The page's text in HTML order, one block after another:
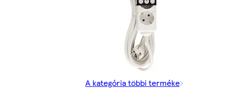
A kategória többi terméke